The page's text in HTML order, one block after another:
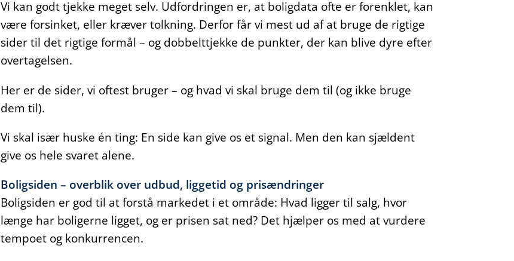
Vi kan godt tjekke meget selv. Udfordringen er, at boligdata ofte er forenklet, kan
være forsinket, eller kræver tolkning. Derfor får vi mest ud af at bruge de rigtige
sider til det rigtige formål – og dobbelttjekke de punkter, der kan blive dyre efter
overtagelsen.
Her er de sider, vi oftest bruger – og hvad vi skal bruge dem til (og ikke bruge
dem til).
Vi skal især huske én ting: En side kan give os et signal. Men den kan sjældent
give os hele svaret alene.
Boligsiden – overblik over udbud, liggetid og prisændringer
Boligsiden er god til at forstå markedet i et område: Hvad ligger til salg, hvor
længe har boligerne ligget, og er prisen sat ned? Det hjælper os med at vurdere
tempoet og konkurrencen.